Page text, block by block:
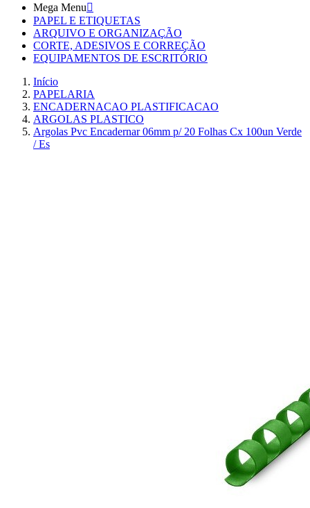
Mega Menu
PAPEL E ETIQUETAS
ARQUIVO E ORGANIZAÇÃO
CORTE, ADESIVOS E CORREÇÃO
EQUIPAMENTOS DE ESCRITÓRIO
Início
PAPELARIA
ENCADERNACAO PLASTIFICACAO
ARGOLAS PLASTICO
Argolas Pvc Encadernar 06mm p/ 20 Folhas Cx 100un Verde
/ Es